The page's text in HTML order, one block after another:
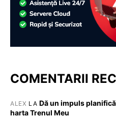
COMENTARII
ALEX LA Dă un impuls
harta Trenul Meu